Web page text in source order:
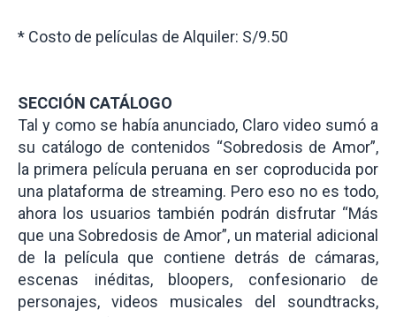
* Costo de películas de Alquiler: S/9.50
SECCIÓN CATÁLOGO
Tal y como se había anunciado, Claro video sumó a
su catálogo de contenidos “Sobredosis de Amor”,
la primera película peruana en ser coproducida por
una plataforma de streaming. Pero eso no es todo,
ahora los usuarios también podrán disfrutar “Más
que una Sobredosis de Amor”, un material adicional
de la película que contiene detrás de cámaras,
escenas inéditas, bloopers, confesionario de
personajes, videos musicales del soundtracks,